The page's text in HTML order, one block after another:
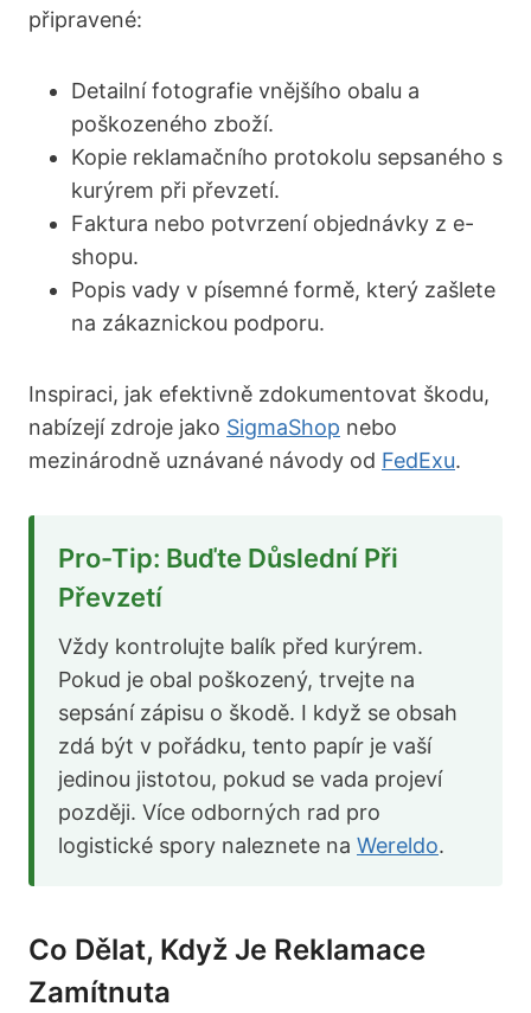
připravené:
Detailní fotografie vnějšího obalu a
poškozeného zboží.
Kopie reklamačního protokolu sepsaného s
kurýrem při převzetí.
Faktura nebo potvrzení objednávky z e-
shopu.
Popis vady v písemné formě, který zašlete
na zákaznickou podporu.
Inspiraci, jak efektivně zdokumentovat škodu,
nabízejí zdroje jako SigmaShop nebo
mezinárodně uznávané návody od FedExu.
Pro-Tip: Buďte Důslední Při
Převzetí
Vždy kontrolujte balík před kurýrem.
Pokud je obal poškozený, trvejte na
sepsání zápisu o škodě. I když se obsah
zdá být v pořádku, tento papír je vaší
jedinou jistotou, pokud se vada projeví
později. Více odborných rad pro
logistické spory naleznete na Wereldo.
Co Dělat, Když Je Reklamace
Zamítnuta